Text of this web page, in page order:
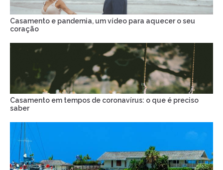
Casamento e pandemia, um vídeo para aquecer o seu
coração
Casamento em tempos de coronavírus: o que é preciso
saber